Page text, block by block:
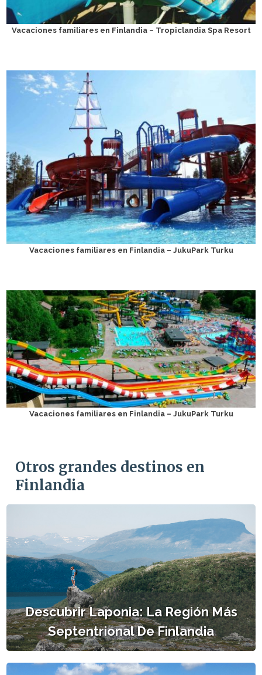
Vacaciones familiares en Finlandia – Tropiclandia Spa Resort
Vacaciones familiares en Finlandia – JukuPark Turku
Vacaciones familiares en Finlandia – JukuPark Turku
Otros grandes destinos en
Finlandia
Descubrir Laponia: La Región Más
Septentrional De Finlandia